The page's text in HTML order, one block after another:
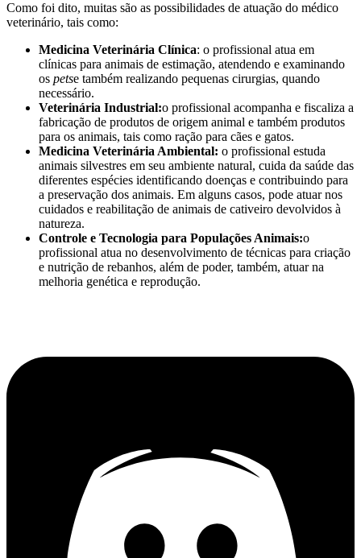
Como foi dito, muitas são as possibilidades de atuação do médico
veterinário, tais como:
Medicina Veterinária Clínica: o profissional atua em
clínicas para animais de estimação, atendendo e examinando
os petse também realizando pequenas cirurgias, quando
necessário.
Veterinária Industrial:o profissional acompanha e fiscaliza a
fabricação de produtos de origem animal e também produtos
para os animais, tais como ração para cães e gatos.
Medicina Veterinária Ambiental: o profissional estuda
animais silvestres em seu ambiente natural, cuida da saúde das
diferentes espécies identificando doenças e contribuindo para
a preservação dos animais. Em alguns casos, pode atuar nos
cuidados e reabilitação de animais de cativeiro devolvidos à
natureza.
Controle e Tecnologia para Populações Animais:o
profissional atua no desenvolvimento de técnicas para criação
e nutrição de rebanhos, além de poder, também, atuar na
melhoria genética e reprodução.